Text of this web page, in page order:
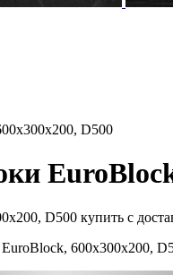
D500
D500 купить с
600х300х200,